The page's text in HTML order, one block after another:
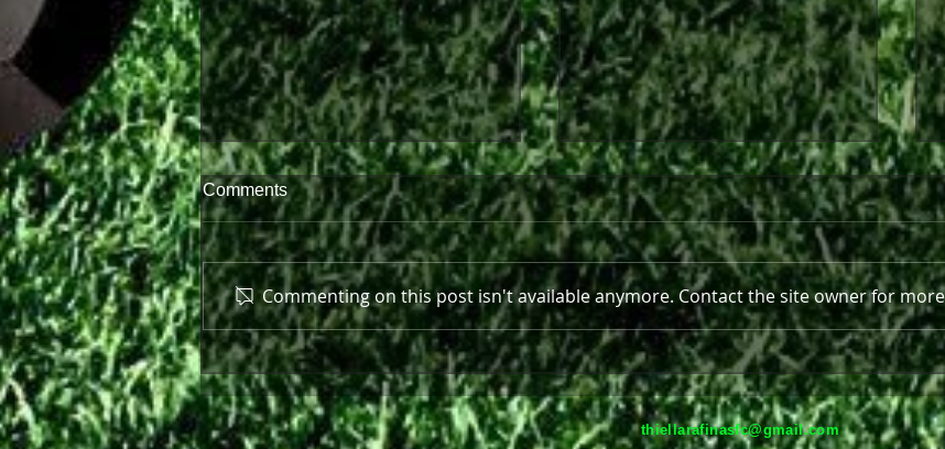
Στο πλευρό της Θύελλας και
τη νέα σεζόν ο Ανδρέας
Πισκοπάκης
Παρελθόν από τη Θύελλα
Ραφήνας ο Θωμάς Ντάφλας
Comments
Commenting on this post isn't available anymore. Contact the site owner for
thiellarafinasfc@gmail.com